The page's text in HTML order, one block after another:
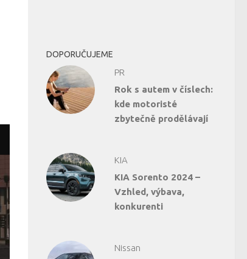
DOPORUČUJEME
PR
Rok s autem v číslech:
kde motoristé
zbytečně prodělávají
KIA
KIA Sorento 2024 –
Vzhled, výbava,
konkurenti
Nissan